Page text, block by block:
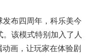
布四周年，科乐美今
该模式特别加入了人
画，让玩家在体验剧